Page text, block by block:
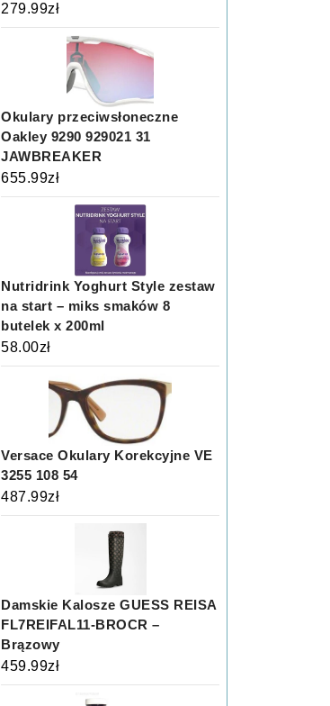
279.99zł
Okulary przeciwsłoneczne
Oakley 9290 929021 31
JAWBREAKER
655.99zł
Nutridrink Yoghurt Style zestaw
na start – miks smaków 8
butelek x 200ml
58.00zł
Versace Okulary Korekcyjne VE
3255 108 54
487.99zł
Damskie Kalosze GUESS REISA
FL7REIFAL11-BROCR –
Brązowy
459.99zł